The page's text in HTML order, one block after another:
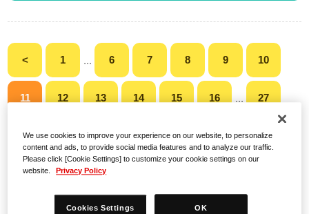
< 1 ... 6 7 8 9 10
11 12 13 14 15 16 ... 27
>
We use cookies to improve your experience on our website, to personalize
content and ads, to provide social media features and to analyze our traffic.
Please click [Cookie Settings] to customize your cookie settings on our
website.
Privacy Policy
Cookies Settings OK